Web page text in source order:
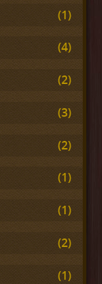
(1)
(4)
(2)
(3)
(2)
(1)
(1)
(2)
(1)